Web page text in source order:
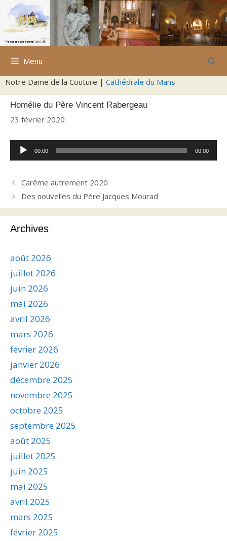
Aller
contenu
Menu
Notre Dame de la Couture | Cathédrale du Mans
Homélie du Père Vincent Rabergeau
23 février 2020
Lecteur
audio
00:00 00:00
Carême autrement 2020
Des nouvelles du Père Jacques Mourad
Archives
août 2026
juillet 2026
juin 2026
mai 2026
avril 2026
mars 2026
février 2026
janvier 2026
décembre 2025
novembre 2025
octobre 2025
septembre 2025
août 2025
juillet 2025
juin 2025
mai 2025
avril 2025
mars 2025
février 2025